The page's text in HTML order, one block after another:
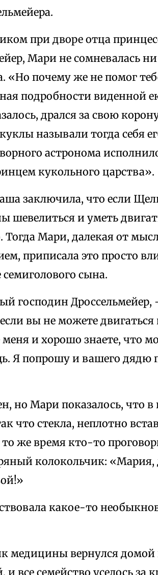
при дворе отца
Мари не сомневалась
«Но почему же не помог
подробности виденной
дрался за свою
называли тогда себя
астронома
кукольного царства».
заключила, что если
шевелиться и уметь
Мари, далекая от
приписала это просто
сына.
господин Дроссельмейер,
вы не можете двигаться
и хорошо знаете, что
Я попрошу и вашего дядю
но Мари показалось, что
что стекла, неплотно
же время кто-то
колокольчик: «Мария,
какое-то
медицины вернулся домой
все семейство уселось за